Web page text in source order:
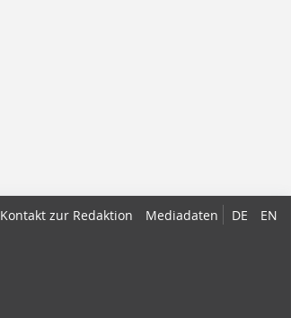
DE EN
Kontakt zur Redaktion Mediadaten